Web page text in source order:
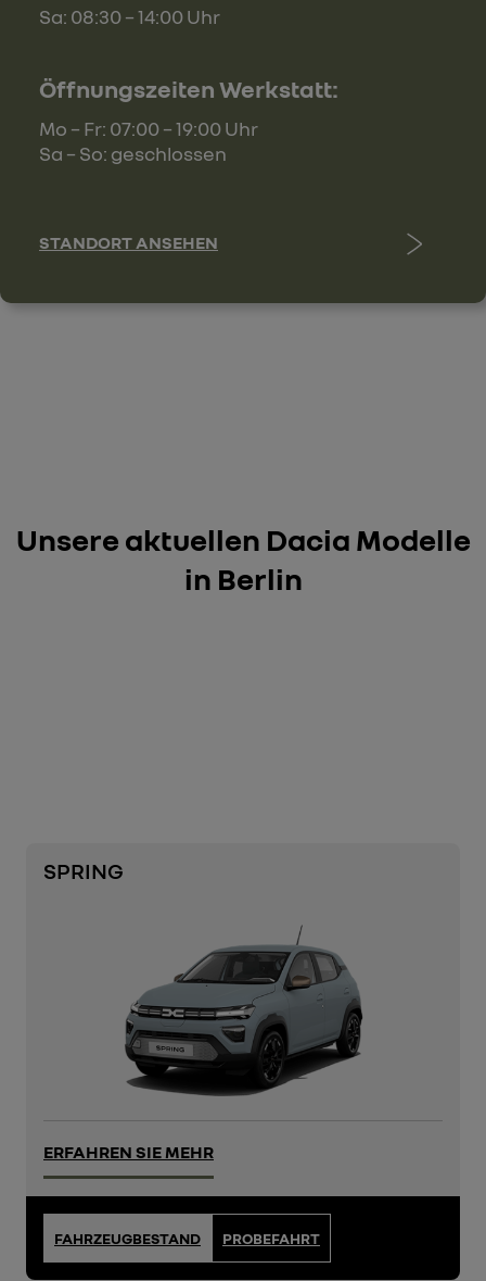
Sa: 08:30 – 14:00 Uhr
Öffnungszeiten Werkstatt:
Mo – Fr: 07:00 – 19:00 Uhr
Sa – So: geschlossen
STANDORT ANSEHEN
Unsere aktuellen Dacia Modelle
in Berlin
SPRING
ERFAHREN SIE MEHR
FAHRZEUGBESTAND PROBEFAHRT